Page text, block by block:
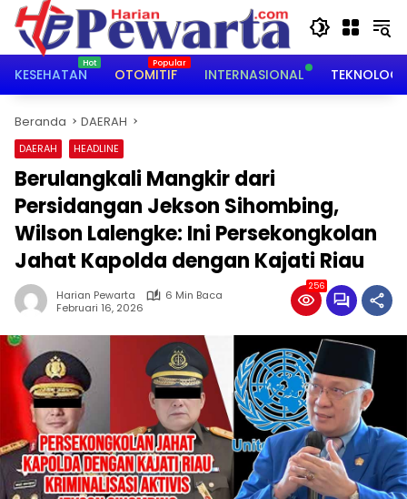
Langsung
konten
KESEHATAN
OTOMITIF INTERNASIONAL TEKNOLOGI
Beranda DAERAH
DAERAH HEADLINE
Berulangkali Mangkir dari
Persidangan Jekson Sihombing,
Wilson Lalengke: Ini Persekongkolan
Jahat Kapolda dengan Kajati Riau
Harian Pewarta
6 Min Baca
Februari 16, 2026
256